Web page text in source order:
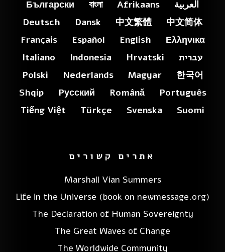
العربية
Afrikaans
বাংলা
Български
中文简体
中文繁體
Dansk
Deutsch
Ελληνικα
English
Español
Français
עברית
Hrvatski
Indonesia
Italiano
한국어
Magyar
Nederlands
Polski
Português
Română
Pусский
Shqip
Suomi
Svenska
Türkçe
Tiếng Việt
אתרים קשורים
Marshall Vian Summers
Life in the Universe (book on newmessage.org)
The Declaration of Human Sovereignty
The Great Waves of Change
The Worldwide Community